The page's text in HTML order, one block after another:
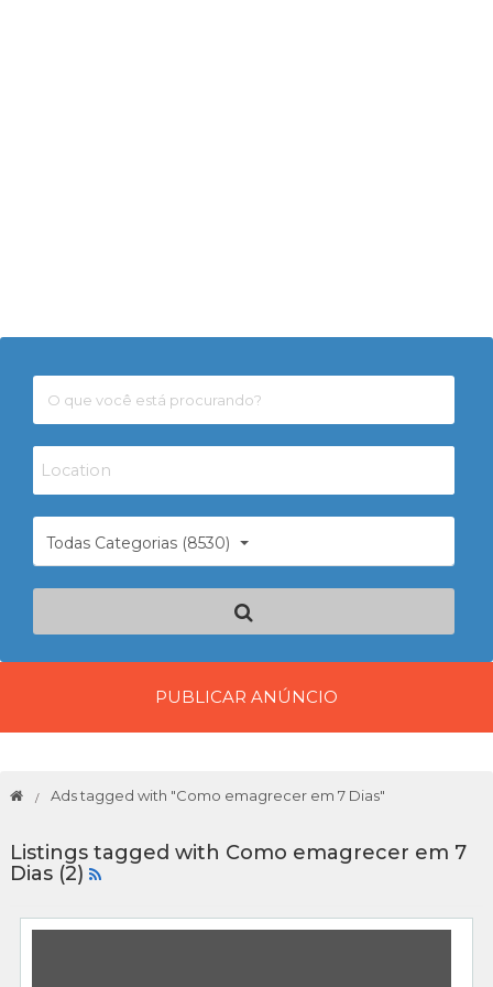
Todas Categorias (8530)
PUBLICAR ANÚNCIO
Ads tagged with "Como emagrecer em 7 Dias"
Listings tagged with Como emagrecer em 7
Dias (2)